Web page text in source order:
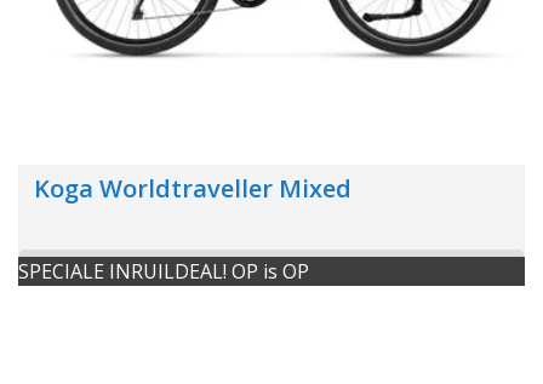
Koga Worldtraveller Mixed
SPECIALE INRUILDEAL! OP is OP